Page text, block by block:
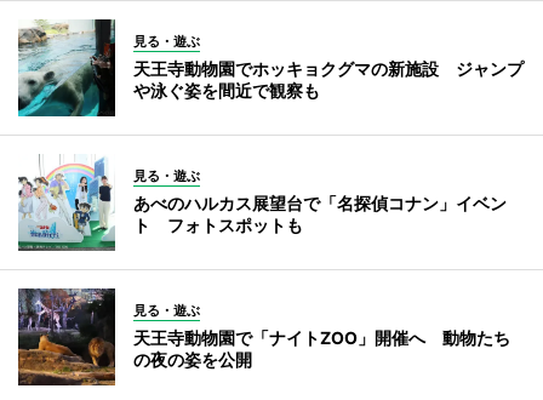
見る・遊ぶ
天王寺動物園でホッキョクグマの新施設 ジャンプ
や泳ぐ姿を間近で観察も
見る・遊ぶ
あべのハルカス展望台で「名探偵コナン」イベン
ト フォトスポットも
見る・遊ぶ
天王寺動物園で「ナイトZOO」開催へ 動物たち
の夜の姿を公開